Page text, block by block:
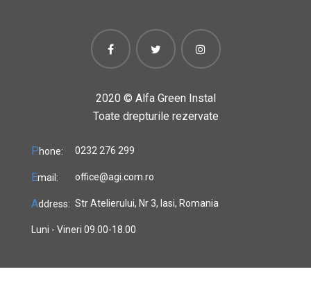
2020 © Alfa Green Instal
Toate drepturile rezervate
Phone: 0232 276 299
Email: office@agi.com.ro
Address: Str Atelierului, Nr 3, Iasi, Romania
Luni - Vineri 09.00-18.00